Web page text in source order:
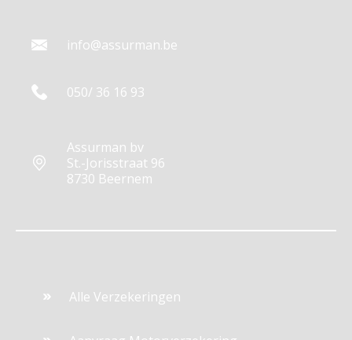
Alle Verzekeringen
info@assurman.be
050/ 36 16 93
Assurman bv
St.-Jorisstraat 96
8730 Beernem